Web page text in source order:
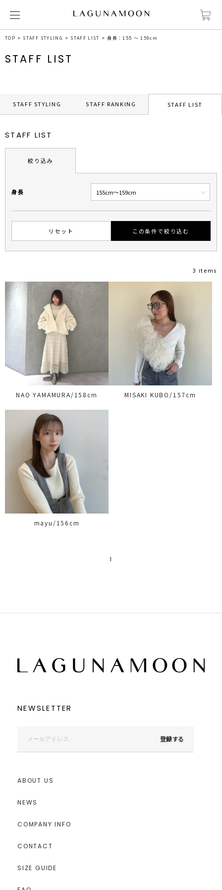
TOP STAFF STYLING STAFF LIST 身長：155 ～ 159cm
STAFF LIST
STAFF STYLING STAFF RANKING STAFF LIST
STAFF LIST
絞り込み
身長
リセット この条件で絞り込む
3 items
NAO YAMAMURA/158cm MISAKI KUBO/157cm
mayu/156cm
1
NEWSLETTER
登録する
ABOUT US
NEWS
COMPANY INFO
CONTACT
SIZE GUIDE